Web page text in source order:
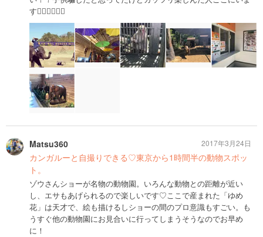
す🙋‍♀️🙋‍♀️🙋‍♀️
Matsu360
カンガルーと自撮りできる♡東京から1時間半の動物スポッ
ト。
ゾウさんショーが名物の動物園。いろんな動物との距離が近い
し、エサもあげられるので楽しいです♡ここで産まれた「ゆめ
花」は天才で、絵も描けるしショーの間のプロ意識もすごい。も
うすぐ他の動物園にお見合いに行ってしまうそうなのでお早め
に！
2017年3月24日